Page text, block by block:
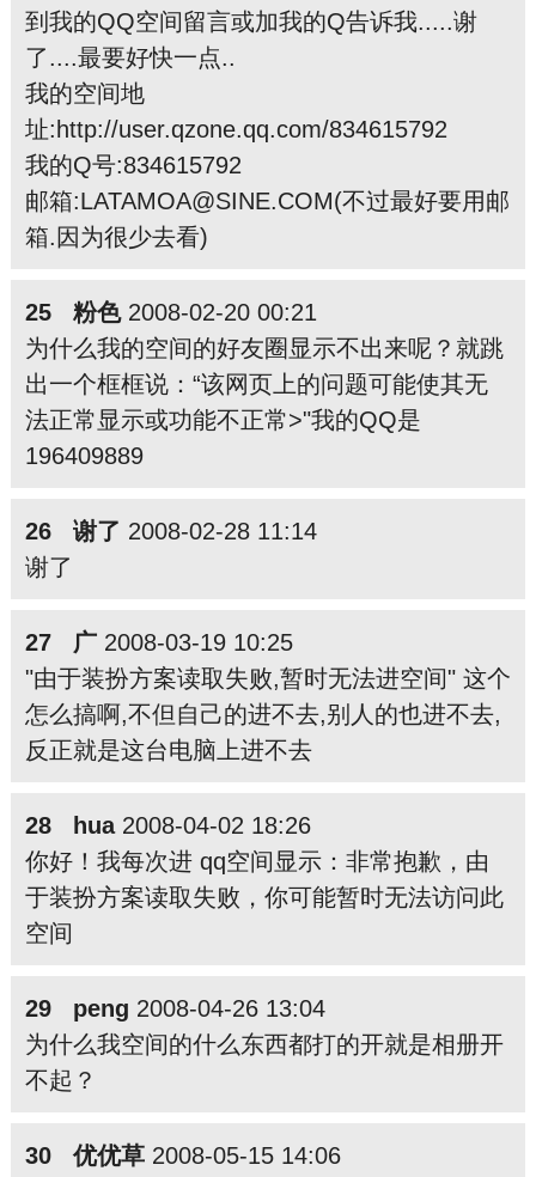
到我的QQ空间留言或加我的Q告诉我.....谢
了....最要好快一点..
我的空间地
址:http://user.qzone.qq.com/834615792
我的Q号:834615792
邮箱:LATAMOA@SINE.COM(不过最好要用邮
箱.因为很少去看)
25 粉色2008-02-20 00:21
为什么我的空间的好友圈显示不出来呢？就跳
出一个框框说：“该网页上的问题可能使其无
法正常显示或功能不正常>"我的QQ是
196409889
26 谢了 2008-02-28 11:14
谢了
27 广2008-03-19 10:25
"由于装扮方案读取失败,暂时无法进空间" 这个
怎么搞啊,不但自己的进不去,别人的也进不去,
反正就是这台电脑上进不去
28 hua 2008-04-02 18:26
你好！我每次进 qq空间显示：非常抱歉，由
于装扮方案读取失败，你可能暂时无法访问此
空间
29 peng 2008-04-26 13:04
为什么我空间的什么东西都打的开就是相册开
不起？
30 优优草2008-05-15 14:06